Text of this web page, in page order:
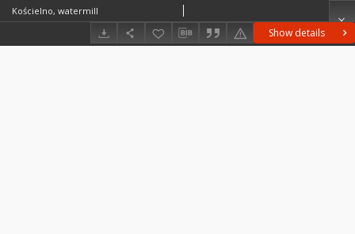
Show details
Kościelno, watermill